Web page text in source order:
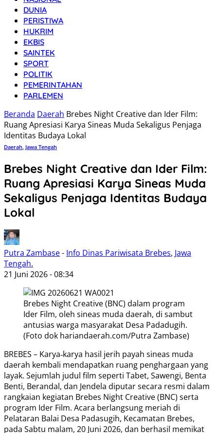
DUNIA
PERISTIWA
HUKRIM
EKBIS
SAINTEK
SPORT
POLITIK
PEMERINTAHAN
PARLEMEN
Beranda Daerah Brebes Night Creative dan Ider Film:
Ruang Apresiasi Karya Sineas Muda Sekaligus Penjaga
Identitas Budaya Lokal
Daerah, Jawa Tengah
Brebes Night Creative dan Ider Film:
Ruang Apresiasi Karya Sineas Muda
Sekaligus Penjaga Identitas Budaya
Lokal
Putra Zambase- Info Dinas Pariwisata Brebes, Jawa
Tengah.
21 Juni 2026 - 08:34
Brebes Night Creative (BNC) dalam program
Ider Film, oleh sineas muda daerah, di sambut
antusias warga masyarakat Desa Padadugih.
(Foto dok hariandaerah.com/Putra Zambase)
BREBES – Karya‑karya hasil jerih payah sineas muda
daerah kembali mendapatkan ruang penghargaan yang
layak. Sejumlah judul film seperti Tabet, Sawengi, Benta
Benti, Berandal, dan Jendela diputar secara resmi dalam
rangkaian kegiatan Brebes Night Creative (BNC) serta
program Ider Film. Acara berlangsung meriah di
Pelataran Balai Desa Padasugih, Kecamatan Brebes,
pada Sabtu malam, 20 Juni 2026, dan berhasil memikat